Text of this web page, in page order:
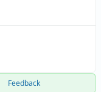
Feedback